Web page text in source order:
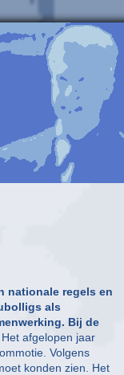
nationale regels en
als
Bij de
Het afgelopen jaar
Volgens
konden zien. Het